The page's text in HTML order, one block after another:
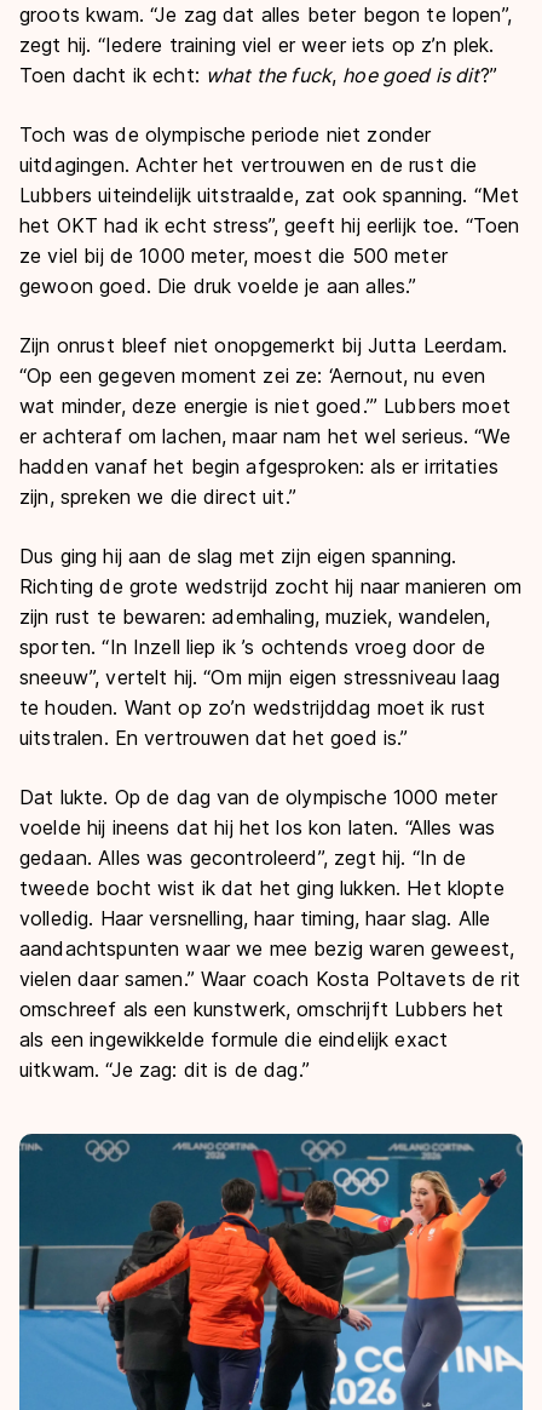
groots kwam. “Je zag dat alles beter begon te lopen”,
zegt hij. “Iedere training viel er weer iets op z’n plek.
Toen dacht ik echt: what the fuck, hoe goed is dit?”
Toch was de olympische periode niet zonder
uitdagingen. Achter het vertrouwen en de rust die
Lubbers uiteindelijk uitstraalde, zat ook spanning. “Met
het OKT had ik echt stress”, geeft hij eerlijk toe. “Toen
ze viel bij de 1000 meter, moest die 500 meter
gewoon goed. Die druk voelde je aan alles.”
Zijn onrust bleef niet onopgemerkt bij Jutta Leerdam.
“Op een gegeven moment zei ze: ‘Aernout, nu even
wat minder, deze energie is niet goed.’” Lubbers moet
er achteraf om lachen, maar nam het wel serieus. “We
hadden vanaf het begin afgesproken: als er irritaties
zijn, spreken we die direct uit.”
Dus ging hij aan de slag met zijn eigen spanning.
Richting de grote wedstrijd zocht hij naar manieren om
zijn rust te bewaren: ademhaling, muziek, wandelen,
sporten. “In Inzell liep ik ’s ochtends vroeg door de
sneeuw”, vertelt hij. “Om mijn eigen stressniveau laag
te houden. Want op zo’n wedstrijddag moet ik rust
uitstralen. En vertrouwen dat het goed is.”
Dat lukte. Op de dag van de olympische 1000 meter
voelde hij ineens dat hij het los kon laten. “Alles was
gedaan. Alles was gecontroleerd”, zegt hij. “In de
tweede bocht wist ik dat het ging lukken. Het klopte
volledig. Haar versnelling, haar timing, haar slag. Alle
aandachtspunten waar we mee bezig waren geweest,
vielen daar samen.” Waar coach Kosta Poltavets de rit
omschreef als een kunstwerk, omschrijft Lubbers het
als een ingewikkelde formule die eindelijk exact
uitkwam. “Je zag: dit is de dag.”